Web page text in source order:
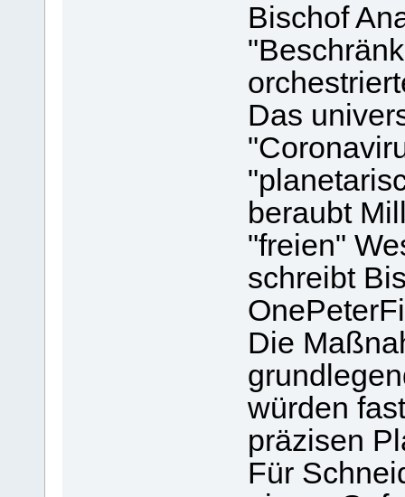
Bischof
Das
beraubt
"freien"
schreibt
Die
würden
präzisen
Für